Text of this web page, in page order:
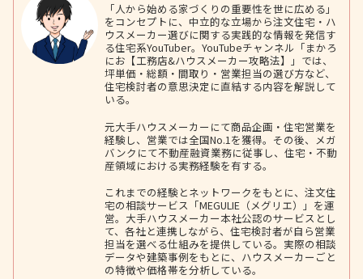
「人から始める家づくりの重要性を世に広める」
をコンセプトに、中立的な立場から注文住宅・ハ
ウスメーカー選びに関する実践的な情報を発信す
る住宅系YouTuber。YouTubeチャンネル「まかろ
にお【工務店&ハウスメーカー攻略法】」では、
坪単価・総額・間取り・営業担当の選び方など、
住宅検討者の意思決定に直結する内容を解説して
いる。
元大手ハウスメーカーにて商品企画・住宅営業を
経験し、営業では全国No.1を獲得。その後、メガ
バンクにて不動産融資業務に従事し、住宅・不動
産領域における実務経験を有する。
これまでの経験とネットワークをもとに、注文住
宅の相談サービス「MEGULIE（メグリエ）」を運
営。大手ハウスメーカー本社公認のサービスとし
て、各社と連携しながら、住宅検討者が自ら営業
担当を選べる仕組みを提供している。実際の相談
データや建築事例をもとに、ハウスメーカーごと
の特徴や価格帯を分析している。